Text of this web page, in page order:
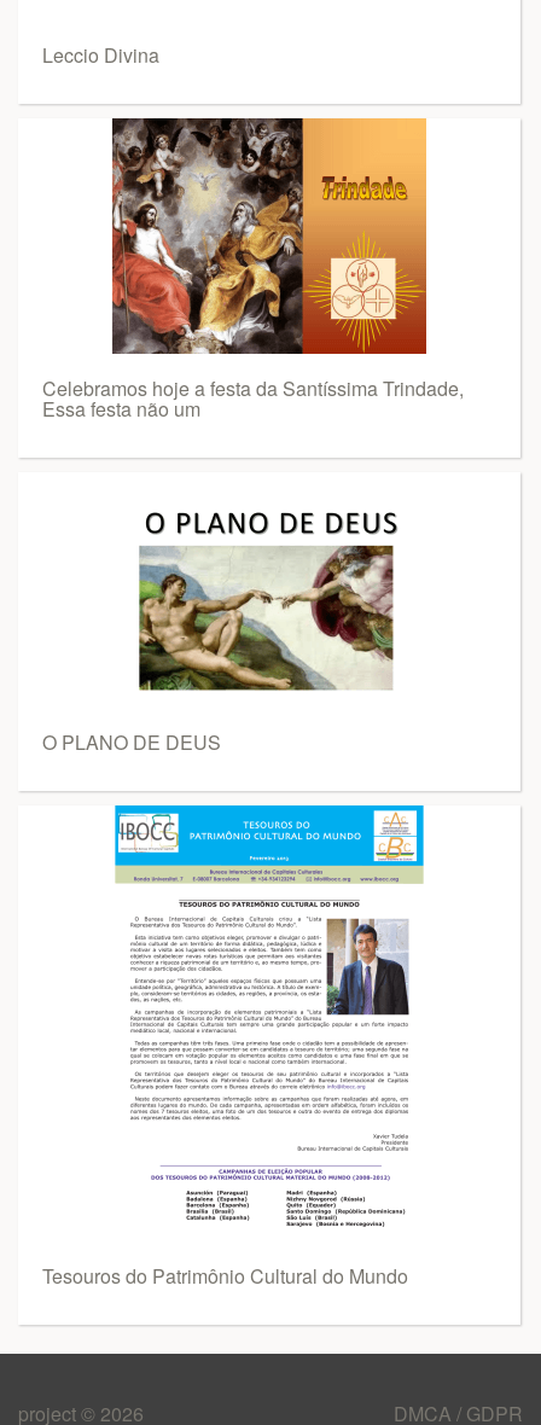
Leccio Divina
Celebramos hoje a festa da Santíssima Trindade,
Essa festa não um
O PLANO DE DEUS
Tesouros do Patrimônio Cultural do Mundo
project © 2026 DMCA / GDPR